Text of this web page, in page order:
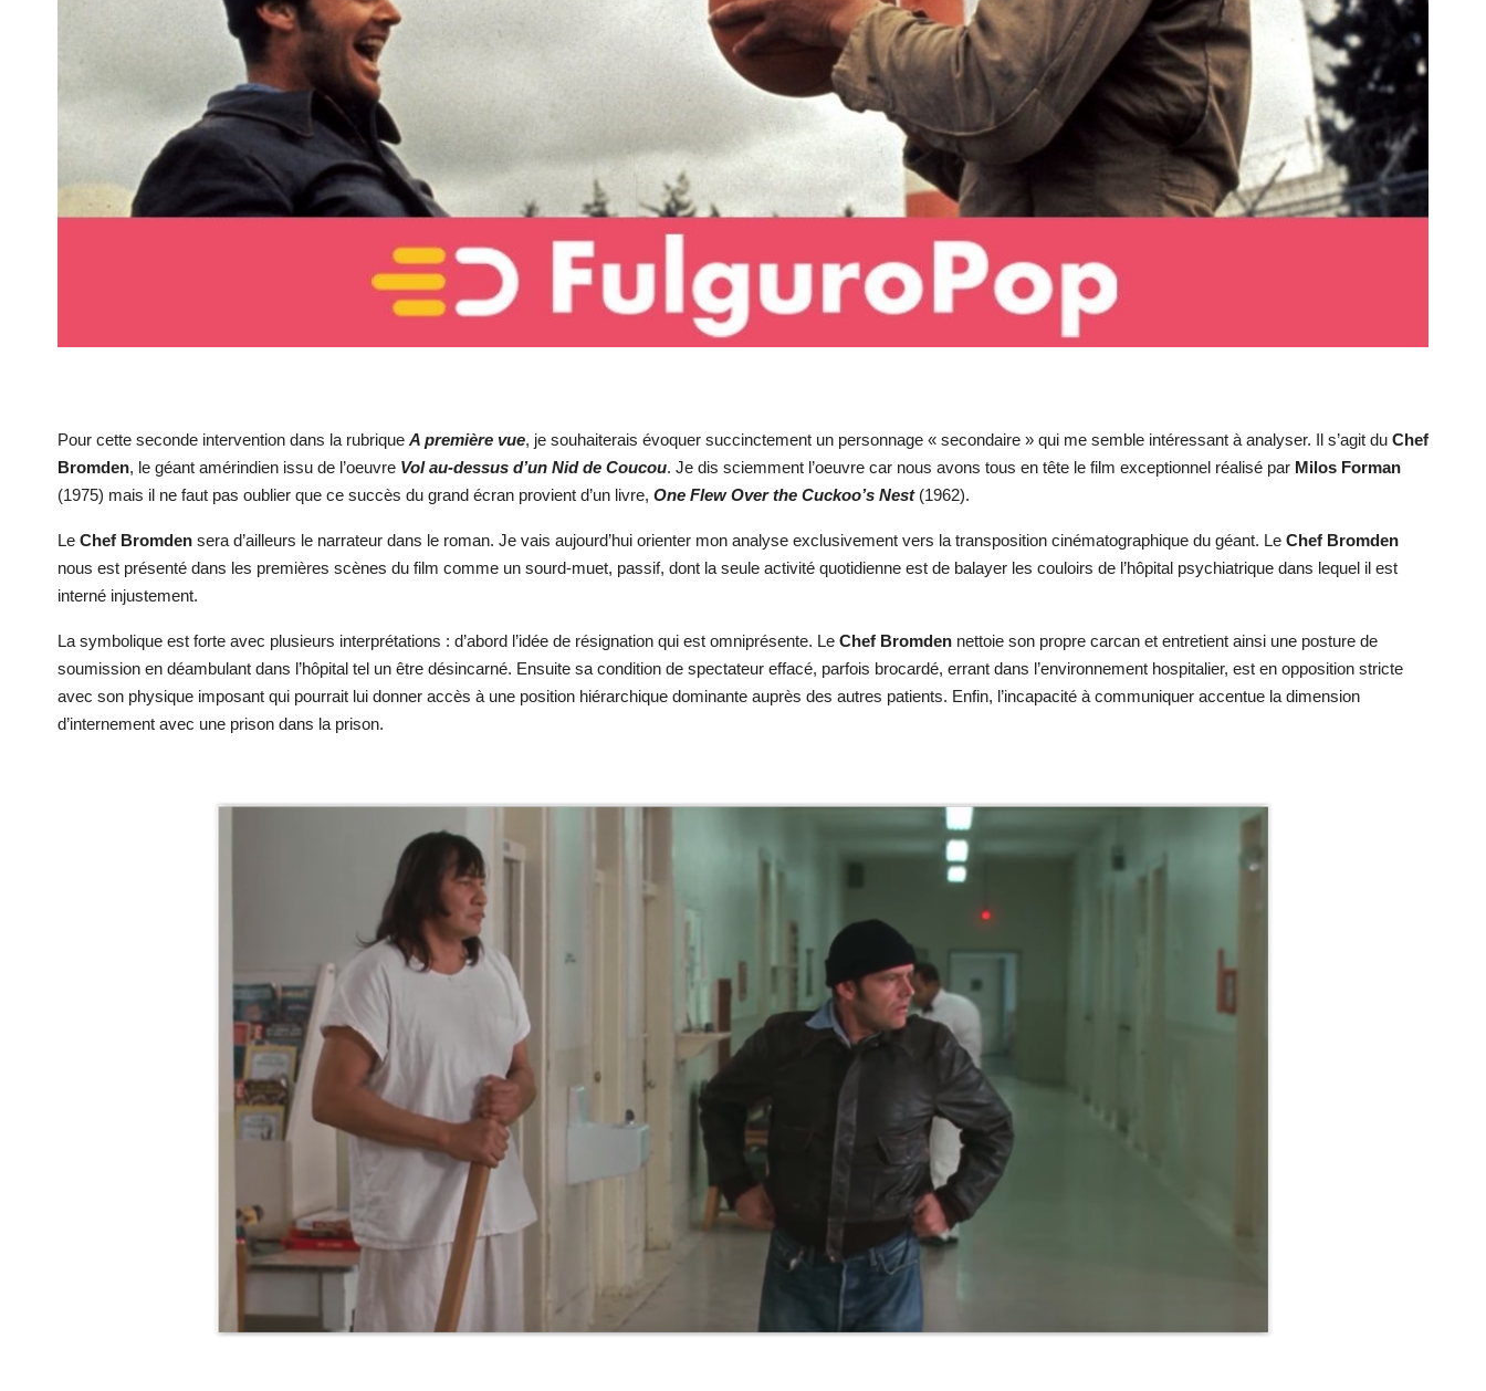
Pour cette seconde intervention dans la rubrique A première vue, je souhaiterais évoquer succinctement un personnage « secondaire » qui me semble intéressant à analyser. Il s’agit du Chef
Bromden, le géant amérindien issu de l’oeuvre Vol au-dessus d’un Nid de Coucou. Je dis sciemment l’oeuvre car nous avons tous en tête le film exceptionnel réalisé par Milos Forman
(1975) mais il ne faut pas oublier que ce succès du grand écran provient d’un livre, One Flew Over the Cuckoo’s Nest(1962).
Le Chef Bromden sera d’ailleurs le narrateur dans le roman. Je vais aujourd’hui orienter mon analyse exclusivement vers la transposition cinématographique du géant. Le Chef Bromden
nous est présenté dans les premières scènes du film comme un sourd-muet, passif, dont la seule activité quotidienne est de balayer les couloirs de l’hôpital psychiatrique dans lequel il est
interné injustement.
La symbolique est forte avec plusieurs interprétations : d’abord l’idée de résignation qui est omniprésente. Le Chef Bromden nettoie son propre carcan et entretient ainsi une posture de
soumission en déambulant dans l’hôpital tel un être désincarné. Ensuite sa condition de spectateur effacé, parfois brocardé, errant dans l’environnement hospitalier, est en opposition stricte
avec son physique imposant qui pourrait lui donner accès à une position hiérarchique dominante auprès des autres patients. Enfin, l’incapacité à communiquer accentue la dimension
d’internement avec une prison dans la prison.